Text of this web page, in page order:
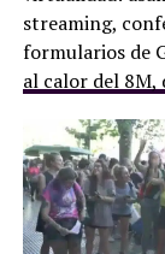
streaming,
formularios de
al calor del 8M,